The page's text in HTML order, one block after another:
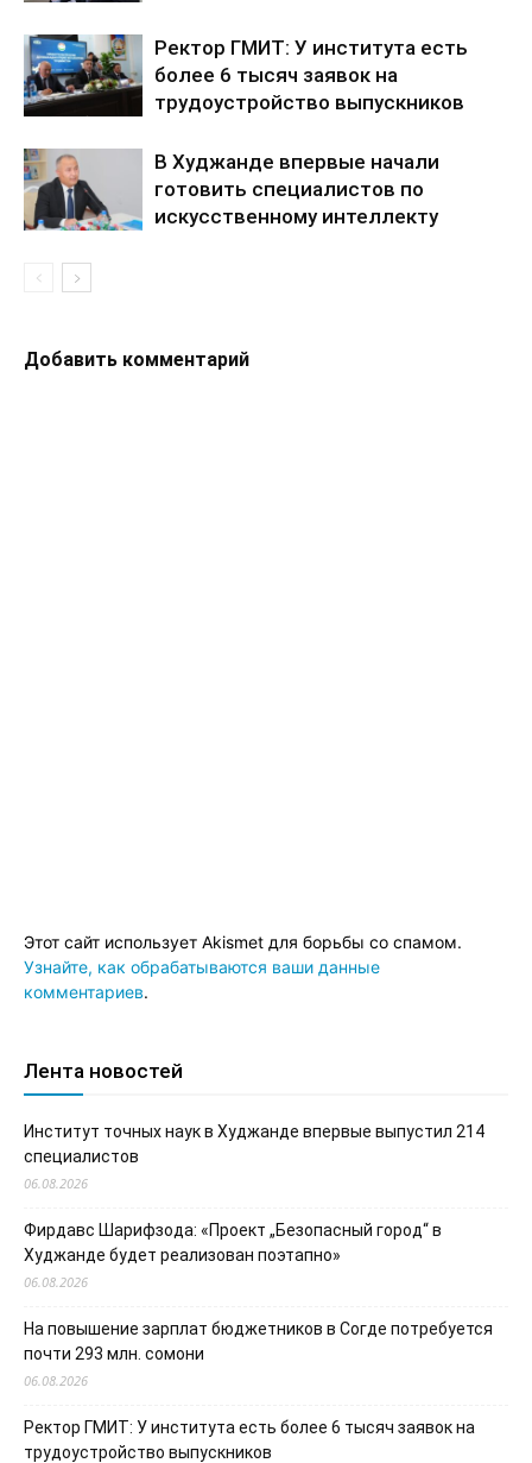
Ректор ГМИТ: У института есть
более 6 тысяч заявок на
трудоустройство выпускников
В Худжанде впервые начали
готовить специалистов по
искусственному интеллекту
Добавить комментарий
Этот сайт использует Akismet для борьбы со спамом.
Узнайте, как обрабатываются ваши данные
комментариев.
Лента новостей
Институт точных наук в Худжанде впервые выпустил 214
специалистов
06.08.2026
Фирдавс Шарифзода: «Проект „Безопасный город“ в
Худжанде будет реализован поэтапно»
06.08.2026
На повышение зарплат бюджетников в Согде потребуется
почти 293 млн. сомони
06.08.2026
Ректор ГМИТ: У института есть более 6 тысяч заявок на
трудоустройство выпускников